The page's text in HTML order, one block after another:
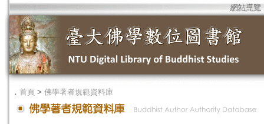
網站導覽
． 首頁 > 佛學著者規範資料庫